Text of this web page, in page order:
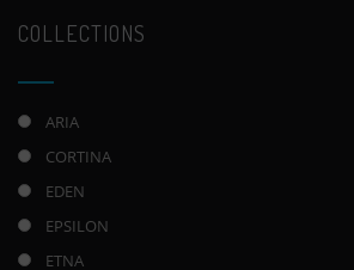
COLLECTIONS
ARIA
CORTINA
EDEN
EPSILON
ETNA